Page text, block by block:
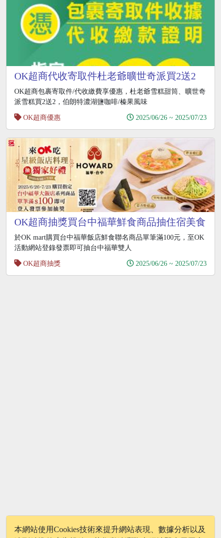
OK超商代收寄取件杜老爺曠世奇派買2送2
OK超商包裹寄取件/代收繳費享優惠，杜老爺雪糕甜筒、曠世奇
派雪糕買2送2，伯朗特濃湖鹽咖啡/榛果風味
OK超商優惠
2025/06/26 ~ 2025/07/23
OK超商抽獎買台中福華鮮食商品抽住宿美食
券
於OK mart購買台中福華飯店鮮食聯名商品單筆滿100元，至OK
活動網站登錄發票即可抽台中福華雙人
OK超商抽獎
2025/06/26 ~ 2025/07/23
4 5 6 7
本網站使用Cookies技術來提升網站表現、數據分析以及